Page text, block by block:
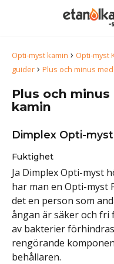
Opti-myst kamin › Opti-myst
guider › Plus och minus
Plus och
kamin
Dimplex Opti-
Fuktighet
Ja Dimplex Opti-myst
har man en Opti-myst
det en person som
ångan är säker och fri
av bakterier
rengörande
behållaren.